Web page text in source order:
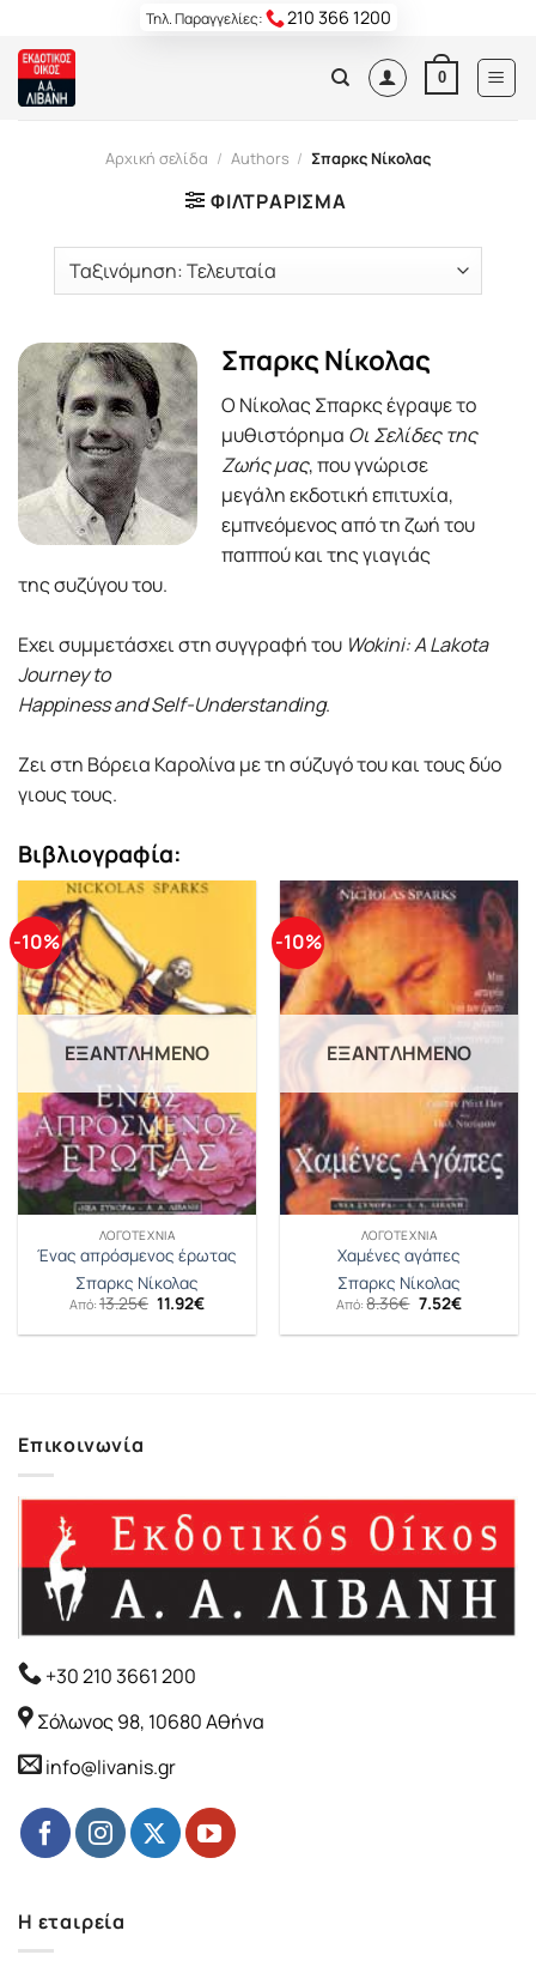
content
Τηλ. Παραγγελίες: 210 366 1200
0
Αρχική σελίδα / Authors / Σπαρκς Νίκολας
ΦΙΛΤΡΆΡΙΣΜΑ
Σπαρκς Νίκολας
Ο Νίκολας Σπαρκς έγραψε το
μυθιστόρημα Οι Σελίδες της
Ζωής μας, που γνώρισε
μεγάλη εκδοτική επιτυχία,
εμπνεόμενος από τη ζωή του
παππού και της γιαγιάς
της συζύγου του.
Εχει συμμετάσχει στη συγγραφή του Wokini: A Lakota
Journey to
Happiness and Self-Understanding.
Ζει στη Βόρεια Καρολίνα με τη σύζυγό του και τους δύο
γιους τους.
Βιβλιογραφία:
-10%
ΕΞΑΝΤΛΗΜΈΝΟ
ΛΟΓΟΤΕΧΝΊΑ
Ένας απρόσμενος έρωτας
Σπαρκς Νίκολας
Από: 13.25€ Original
price
was:
11.92€Η
τιμή
-10%
ΕΞΑΝΤΛΗΜΈΝΟ
ΛΟΓΟΤΕΧΝΊΑ
Χαμένες αγάπες
Σπαρκς Νίκολας
Από:8.36€ Original
price
was:
7.52€Η
τιμή
Επικοινωνία
+30 210 3661 200
Σόλωνος 98, 10680 Αθήνα
info@livanis.gr
Η εταιρεία